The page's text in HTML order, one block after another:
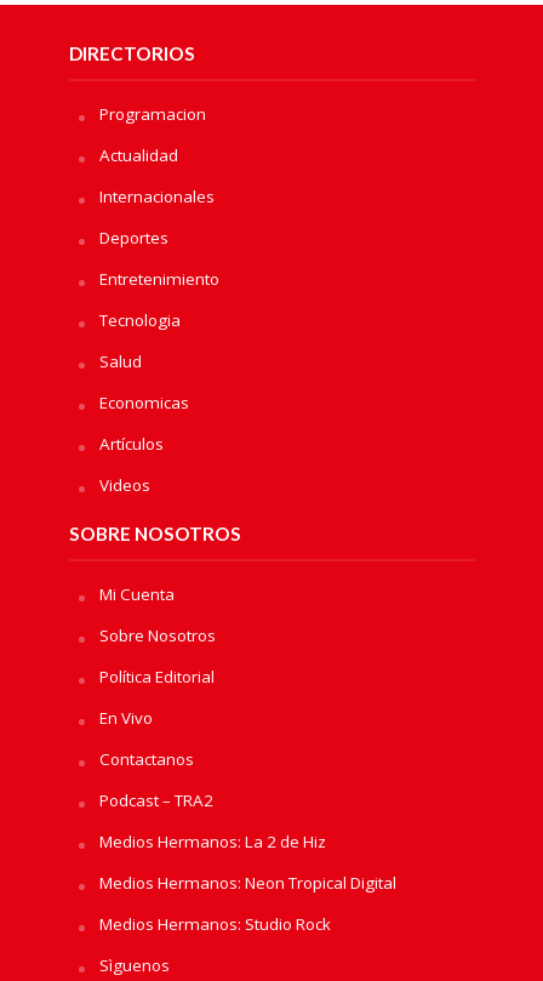
DIRECTORIOS
Programacion
Actualidad
Internacionales
Deportes
Entretenimiento
Tecnologia
Salud
Economicas
Artículos
Videos
SOBRE NOSOTROS
Mi Cuenta
Sobre Nosotros
Política Editorial
En Vivo
Contactanos
Podcast – TRA2
Medios Hermanos: La 2 de Hiz
Medios Hermanos: Neon Tropical Digital
Medios Hermanos: Studio Rock
Sìguenos